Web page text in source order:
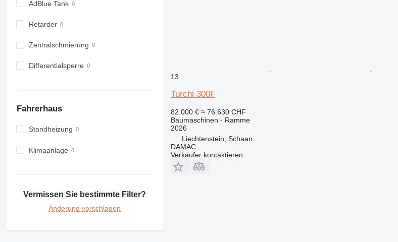
930
931
950
955
963
966
973
982
992
C-series
AdBlue Tank
Retarder
Zentralschmierung
Differentialsperre
Fahrerhaus
Standheizung
Klimaanlage
Vermissen Sie bestimmte Filter?
Änderung vorschlagen
13
Turchi 300F
82.000 € ≈ 76.630 CHF
Baumaschinen - Ramme
2026
Liechtenstein, Schaan
DAMAC
Verkäufer kontaktieren